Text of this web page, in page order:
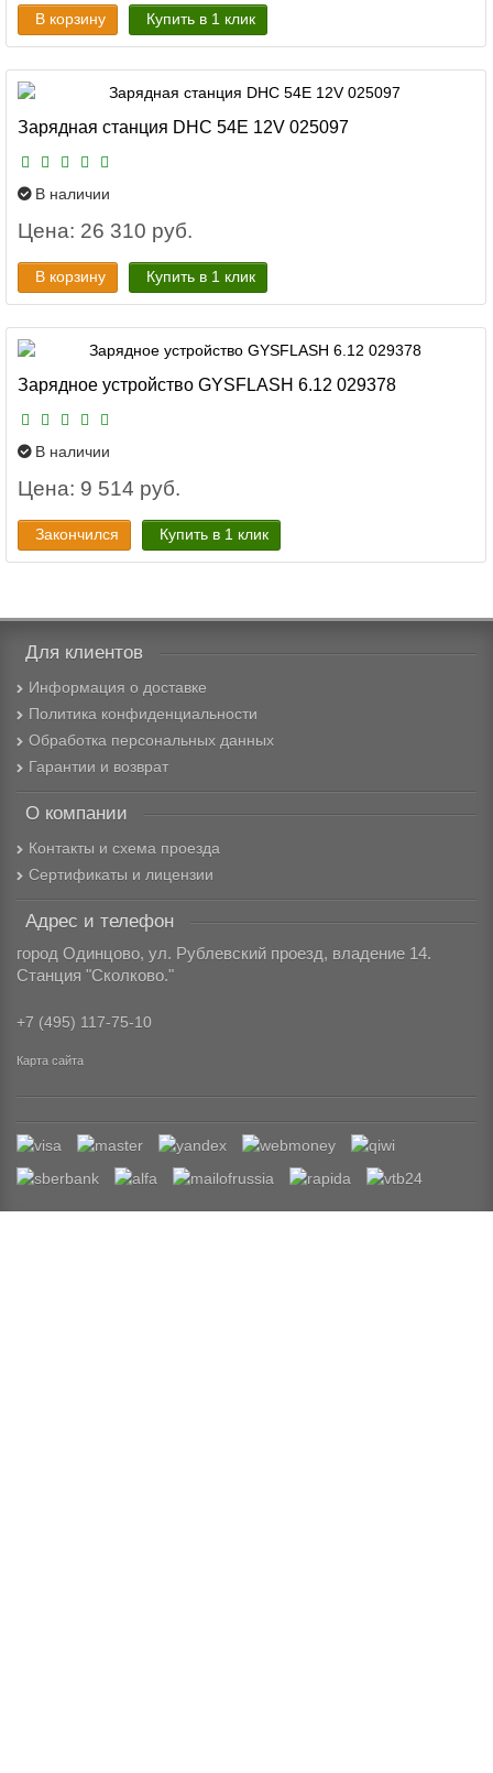
В корзину Купить в 1 клик
Зарядная станция DHC 54E 12V 025097
В наличии
Цена: 26 310 руб.
В корзину Купить в 1 клик
Зарядное устройство GYSFLASH 6.12 029378
В наличии
Цена: 9 514 руб.
Закончился Купить в 1 клик
Для клиентов
Информация о доставке
Политика конфиденциальности
Обработка персональных данных
Гарантии и возврат
О компании
Контакты и схема проезда
Сертификаты и лицензии
Адрес и телефон
город Одинцово, ул. Рублевский проезд, владение 14.
Станция "Сколково."
+7 (495) 117-75-10
Карта сайта